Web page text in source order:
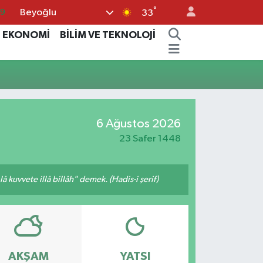
Beyoğlu 33°
EKONOMİ
BİLİM VE TEKNOLOJİ
6 Ağustos 2026
23 Safer 1448
kuvvete illâ billâh" demek. (Hadis-i şerif)
AKŞAM YATSI